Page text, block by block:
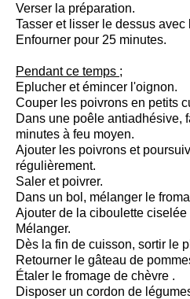
Verser la préparation.
Tasser et lisser le dessus
Enfourner pour 25 minutes.
Pendant ce temps ;
Eplucher et émincer l'oignon.
Couper les poivrons en petits
Dans une poêle antiadhésive,
minutes à feu moyen.
Ajouter les poivrons et
régulièrement.
Saler et poivrer.
Dans un bol, mélanger le
Ajouter de la ciboulette ciselée
Mélanger.
Dès la fin de cuisson, sortir le
Retourner le gâteau de
Étaler le fromage de chèvre .
Disposer un cordon de